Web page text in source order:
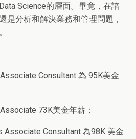
Science的層面。畢竟，在諮
是分析和解決業務和管理問題，
Consultant 為 95K美金
73K美金年薪；
Associate Consultant 為98K 美金